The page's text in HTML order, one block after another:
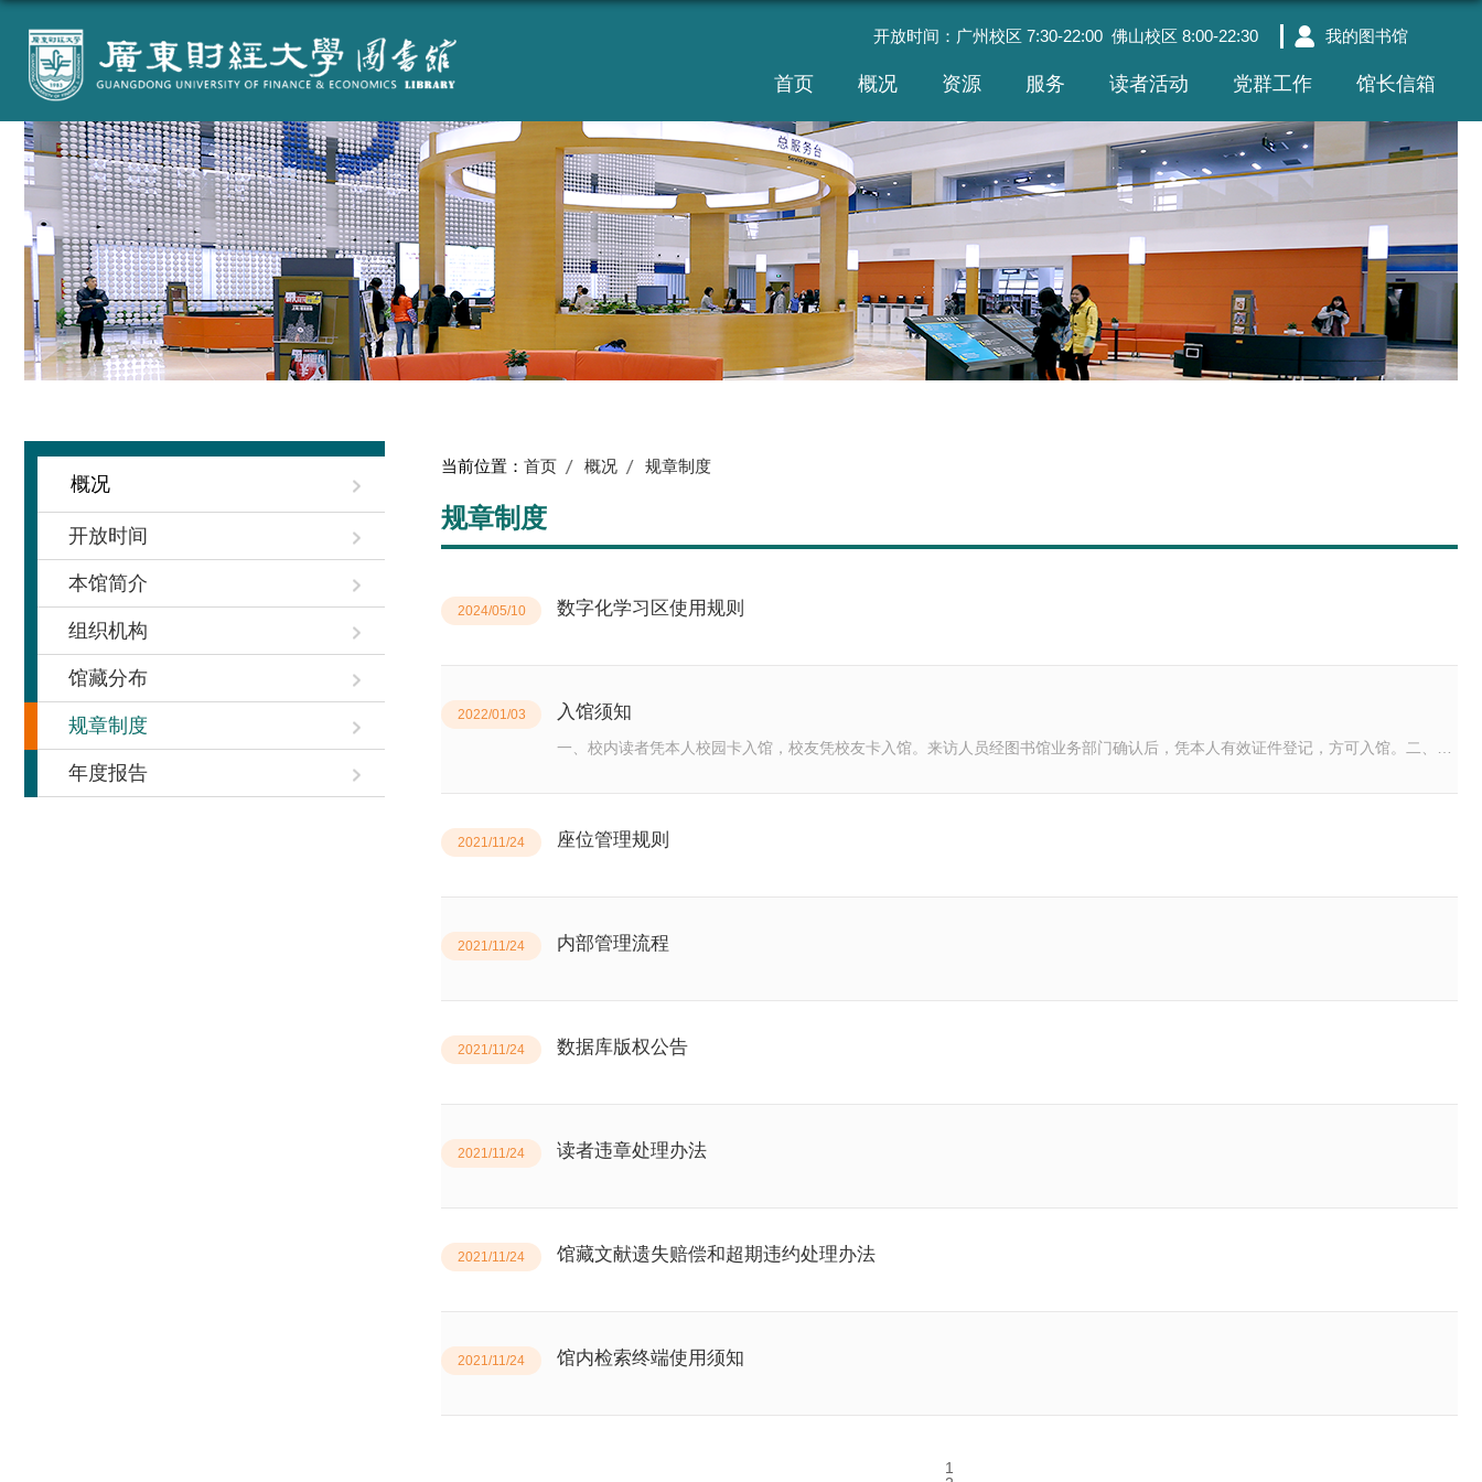
开放时间：广州校区 7:30-22:00 佛山校区 8:00-22:30 我的图书馆
首页 概况 资源 服务 读者活动 党群工作 馆长信箱
概况
开放时间
本馆简介
组织机构
馆藏分布
规章制度
年度报告
当前位置： 首页 概况 规章制度
规章制度
2024/05/10 数字化学习区使用规则
2022/01/03 入馆须知
一、校内读者凭本人校园卡入馆，校友凭校友卡入馆。来访人员经图书馆业务部门确认后，凭本人有效证件登记，方可入馆。二、讲
震动，不妨碍他人学习或查阅资料。四、注重卫生，禁止随地吐痰和乱扔废弃物，禁止在书库、阅览区、自修室内等学习区用餐。禁
食品饮品，请随身带走。五、读者若患有流行性感冒等易于传染的疾病，请治愈后再入馆。六、禁止在馆内发放传单或粘贴小广告。
禁止在馆内任何地方吸烟、用火，禁止在馆内插座上使用除笔记本/平板/手机外的其它电子设备。九、离馆时，如遇检测器报警，请
2021/11/24 座位管理规则
2021/11/24 内部管理流程
2021/11/24 数据库版权公告
2021/11/24 读者违章处理办法
2021/11/24 馆藏文献遗失赔偿和超期违约处理办法
2021/11/24 馆内检索终端使用须知
1